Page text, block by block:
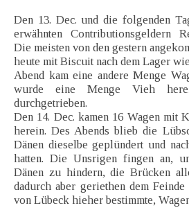
Den 13. Dec. und die folgenden
erwähnten Contributionsgeldern
Die meisten von den gestern
heute mit Biscuit nach dem Lager
Abend kam eine andere Menge
wurde eine Menge Vieh
durchgetrieben.
Den 14. Dec. kamen 16 Wagen mit
herein. Des Abends blieb die
Dänen dieselbe geplündert und
hatten. Die Unsrigen fingen an,
Dänen zu hindern, die Brücken
dadurch aber geriethen dem
von Lübeck hieher bestimmte,